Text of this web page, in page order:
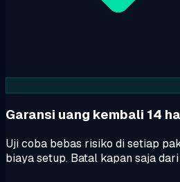
Garansi uang kembali 14
Uji coba bebas risiko di setiap
biaya setup. Batal kapan saja